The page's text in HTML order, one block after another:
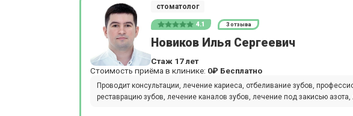
стоматолог
4.1 3 отзыва
Новиков Илья Сергеевич
Стаж 17 лет
Стоимость приёма в клинике: 0₽ Бесплатно
Проводит консультации, лечение кариеса, отбеливание зубов,
реставрацию зубов, лечение каналов зубов, лечение под закисью